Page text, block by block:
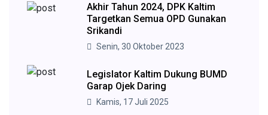
Akhir Tahun 2024, DPK Kaltim
Targetkan Semua OPD Gunakan
Srikandi
Senin, 30 Oktober 2023
Legislator Kaltim Dukung BUMD
Garap Ojek Daring
Kamis, 17 Juli 2025